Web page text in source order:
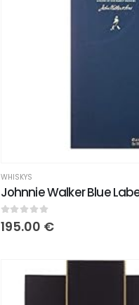
WHISKYS
0 sur 5
195.00 €